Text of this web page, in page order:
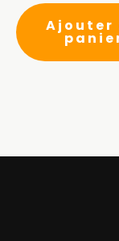
Ajouter